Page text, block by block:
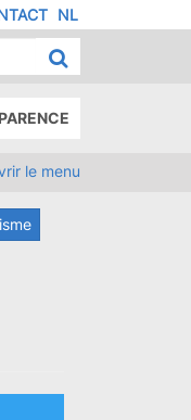
NL
le menu